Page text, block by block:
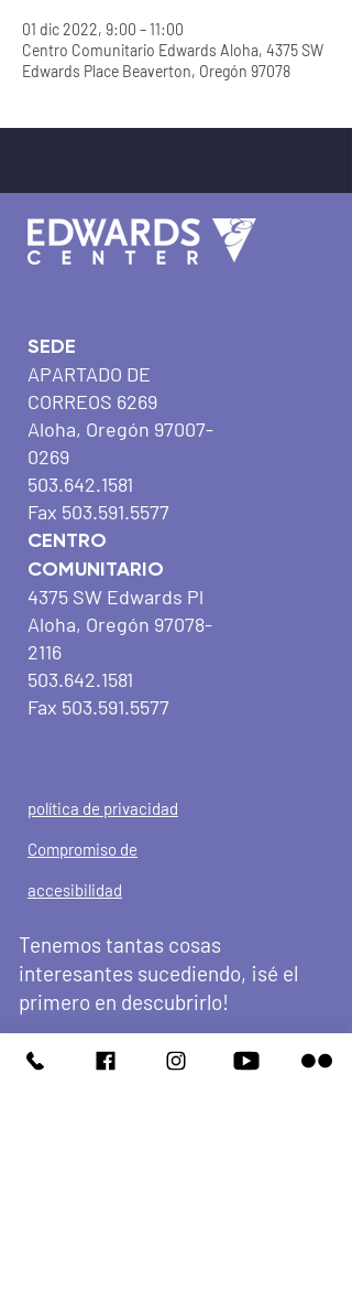
01 dic 2022, 9:00 – 11:00
Centro Comunitario Edwards Aloha, 4375 SW
Edwards Place Beaverton, Oregón 97078
SEDE
APARTADO DE
CORREOS 6269
Aloha, Oregón 97007-
0269
503.642.1581
Fax 503.591.5577
CENTRO
COMUNITARIO
4375 SW Edwards Pl
Aloha, Oregón 97078-
2116
503.642.1581
Fax 503.591.5577
política de privacidad
Compromiso de
accesibilidad
Tenemos tantas cosas
interesantes sucediendo, ¡sé el
primero en descubrirlo!
SUSCRÍBASE A NUESTRO